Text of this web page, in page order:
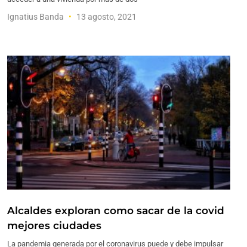
Ignatius Banda 13 agosto, 2021
Alcaldes exploran como sacar de la covid
mejores ciudades
La pandemia generada por el coronavirus puede y debe impulsar